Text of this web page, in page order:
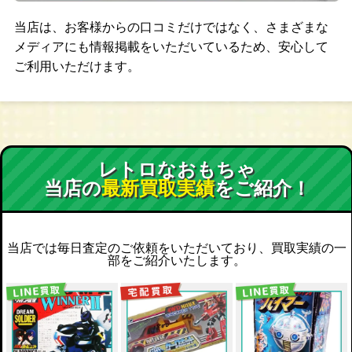
当店は、お客様からの口コミだけではなく、さまざまな
メディアにも情報掲載をいただいているため、安心して
ご利用いただけます。
レトロなおもちゃ
当店の最新買取実績をご紹介！
当店では毎日査定のご依頼をいただいており、買取実績の一
部をご紹介いたします。